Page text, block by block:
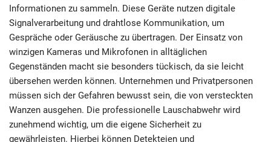
Informationen zu sammeln. Diese Geräte nutzen digitale
Signalverarbeitung und drahtlose Kommunikation, um
Gespräche oder Geräusche zu übertragen. Der Einsatz von
winzigen Kameras und Mikrofonen in alltäglichen
Gegenständen macht sie besonders tückisch, da sie leicht
übersehen werden können. Unternehmen und Privatpersonen
müssen sich der Gefahren bewusst sein, die von versteckten
Wanzen ausgehen. Die professionelle Lauschabwehr wird
zunehmend wichtig, um die eigene Sicherheit zu
gewährleisten. Hierbei können Detekteien und